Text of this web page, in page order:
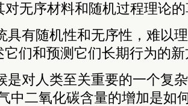
对无序材料和随机过程理论
具有随机性和无序性，难以
它们和预测它们长期行为的
是对人类至关重要的一个复
中二氧化碳含量的增加是如